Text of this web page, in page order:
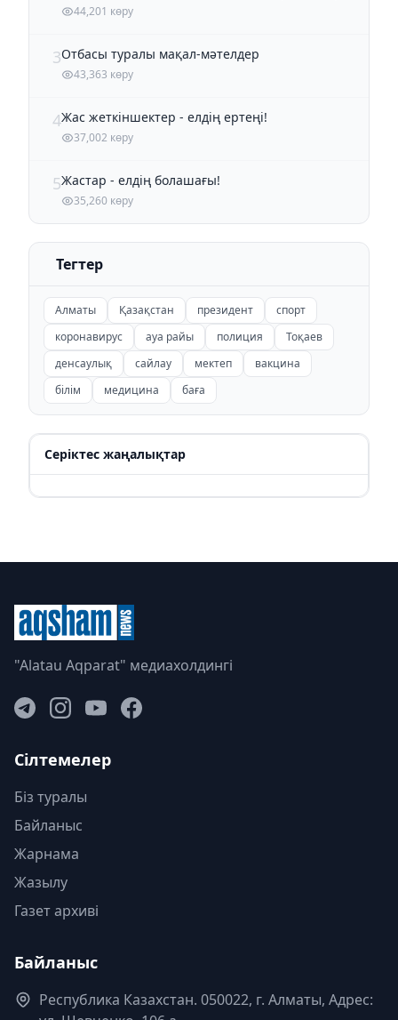
44,201 көру
3Отбасы туралы мақал-мәтелдер
43,363 көру
4Жас жеткіншектер - елдің ертеңі!
37,002 көру
5Жастар - елдің болашағы!
35,260 көру
Тегтер
Алматы Қазақстан президент
спорт
коронавирус
ауа райы полиция
Тоқаев
денсаулық
сайлау мектеп
вакцина
білім
медицина баға
Серіктес жаңалықтар
"Alatau Aqparat" медиахолдингі
Сілтемелер
Біз туралы
Байланыс
Жарнама
Жазылу
Газет архиві
Байланыс
Республика Казахстан. 050022, г. Алматы, Адрес: